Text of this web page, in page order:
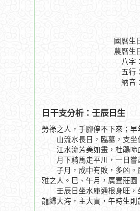
國曆生
農曆生
八字
五行
納音
日干支分析：壬辰日生
勞祿之人，手腳停不下來；
山流水長日，臨墓，支坐
江水流芳美如畫，杜鵑啼
月下騎馬走平川，一日嘗
子月，成中有敗，多凶。
雅之人。巳、午月，廣置莊
壬辰日坐水庫通根身旺，
龍歸大海，主大貴，午時生則